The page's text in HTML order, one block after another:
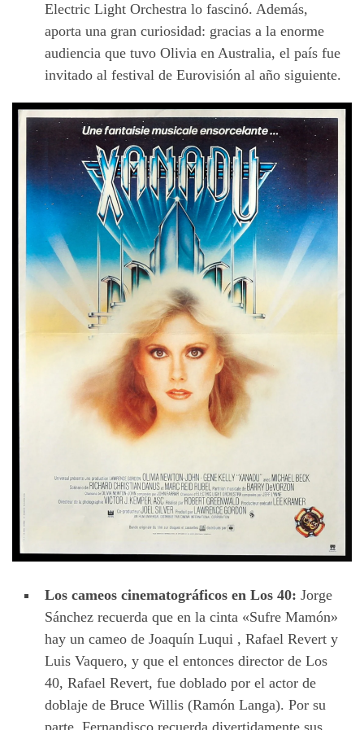
Electric Light Orchestra lo fascinó. Además,
aporta una gran curiosidad: gracias a la enorme
audiencia que tuvo Olivia en Australia, el país fue
invitado al festival de Eurovisión al año siguiente.
Los cameos cinematográficos en Los 40: Jorge
Sánchez recuerda que en la cinta «Sufre Mamón»
hay un cameo de Joaquín Luqui , Rafael Revert y
Luis Vaquero, y que el entonces director de Los
40, Rafael Revert, fue doblado por el actor de
doblaje de Bruce Willis (Ramón Langa). Por su
parte, Fernandisco recuerda divertidamente sus